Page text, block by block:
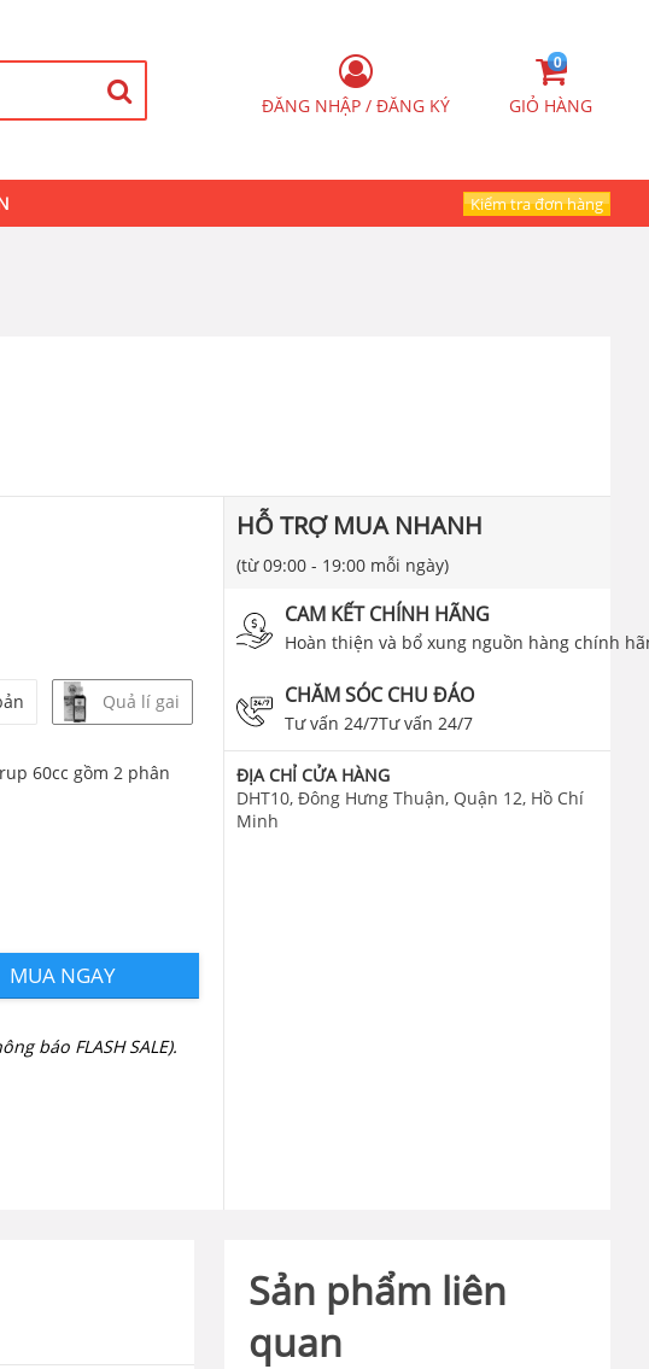
ĐĂNG NHẬP / ĐĂNG KÝ
0
GIỎ HÀNG
Kiểm tra đơn hàng
Quả lí gai
60cc gồm 2 phân
MUA NGAY
báo FLASH SALE).
HỖ TRỢ MUA NHANH
(từ 09:00 - 19:00 mỗi ngày)
CAM KẾT CHÍNH HÃNG
Hoàn thiện và bổ xung nguồn hàng chính
CHĂM SÓC CHU ĐÁO
Tư vấn 24/7Tư vấn 24/7
ĐỊA CHỈ CỬA HÀNG
DHT10, Đông Hưng Thuận, Quận 12, Hồ Chí
Minh
Sản phẩm liên
quan